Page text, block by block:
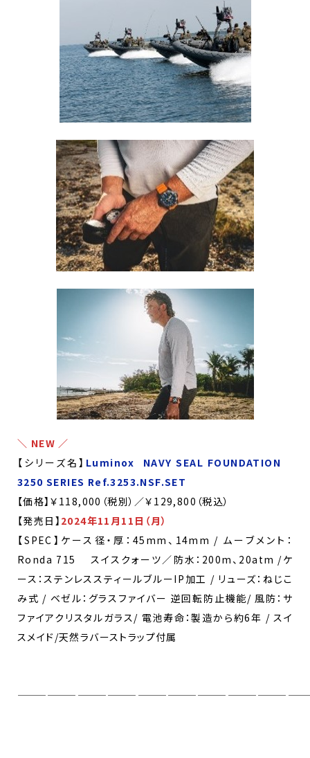
＼ NEW ／
【シリーズ名】 Luminox NAVY SEAL FOUNDATION
3250 SERIES Ref.3253.NSF.SET
【価格】￥118,000（税別）／￥129,800（税込）
【発売日】 2024年11月11日（月）
【SPEC】ケース径・厚：45mm、14mm / ムーブメント：
Ronda 715 スイスクォーツ／防水：200m、20atm /ケ
ース：ステンレススティールブルーIP加工 / リューズ：ねじこ
み式 / ベゼル：グラスファイバー 逆回転防止機能/ 風防：サ
ファイアクリスタルガラス/ 電池寿命：製造から約6年 / スイ
スメイド/天然ラバーストラップ付属